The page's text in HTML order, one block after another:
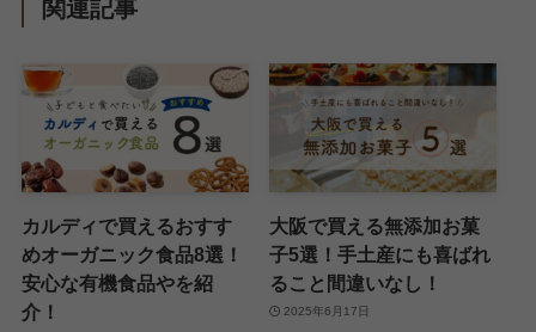
関連記事
カルディで買えるおすす
めオーガニック食品8選！
安心な有機食品やを紹
介！
大阪で買える無添加お菓
子5選！手土産にも喜ばれ
ること間違いなし！
2025年6月17日